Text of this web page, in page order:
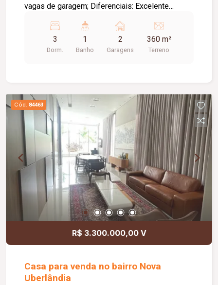
vagas de garagem; Diferenciais: Excelente
terreno, ideal para futuras ampliações ou área de
3
Dorm.
1
Banho
2
Garagens
360 m²
Terreno
Cód. 84463
R$ 3.300.000,00 V
Casa para venda no bairro Nova
Uberlândia